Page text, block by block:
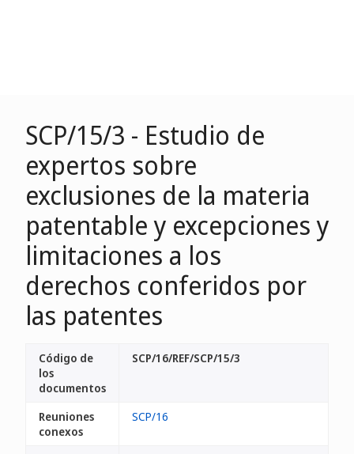
SCP/15/3 - Estudio de
expertos sobre
exclusiones de la materia
patentable y excepciones y
limitaciones a los
derechos conferidos por
las patentes
Código de
los
documentos
SCP/16/REF/SCP/15/3
Reuniones
conexos
SCP/16